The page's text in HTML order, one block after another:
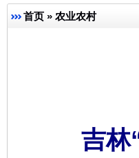
首页 » 农业农村
吉林